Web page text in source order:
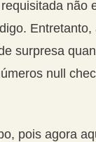
não
surpresa
null
pois agora